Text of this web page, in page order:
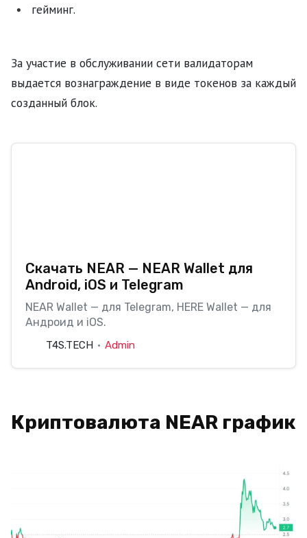
гейминг.
За участие в обслуживании сети валидаторам
выдается вознаграждение в виде токенов за каждый
созданный блок.
Скачать NEAR — NEAR Wallet для
Android, iOS и Telegram
NEAR Wallet — для Telegram, HERE Wallet — для
Андроид и iOS.
T4S.TECH Admin
Криптовалюта NEAR график